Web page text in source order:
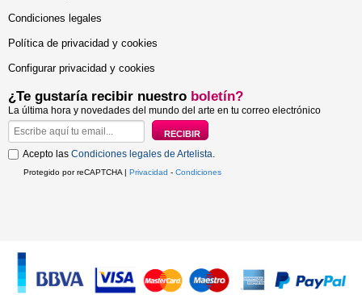
Condiciones legales
Política de privacidad y cookies
Configurar privacidad y cookies
¿Te gustaría recibir nuestro boletín?
La última hora y novedades del mundo del arte en tu correo electrónico
Acepto las Condiciones legales de Artelista.
Protegido por reCAPTCHA | Privacidad - Condiciones